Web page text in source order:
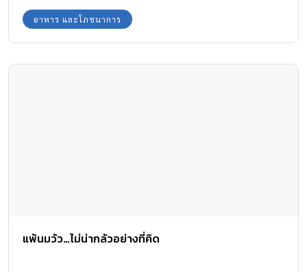
อาหาร และโภชนาการ
แพ้นมวัว…ไม่น่ากลัวอย่างที่คิด